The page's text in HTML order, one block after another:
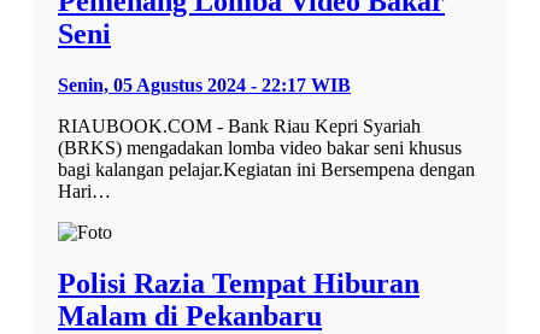
Seni
Senin, 05 Agustus 2024 - 22:17 WIB
RIAUBOOK.COM - Bank Riau Kepri Syariah
(BRKS) mengadakan lomba video bakar seni khusus
bagi kalangan pelajar.Kegiatan ini Bersempena dengan
Hari…
Polisi Razia Tempat Hiburan
Malam di Pekanbaru